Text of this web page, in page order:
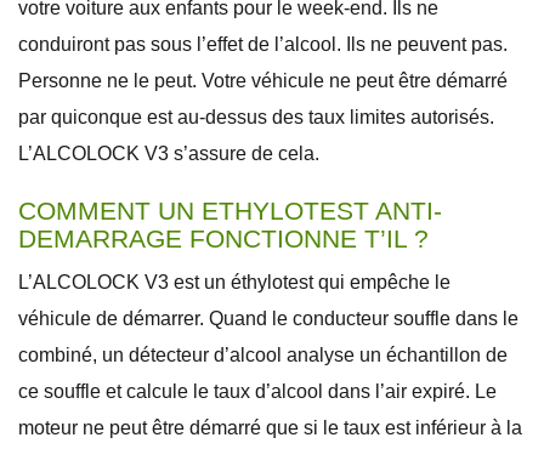
votre voiture aux enfants pour le week-end. Ils ne
conduiront pas sous l’effet de l’alcool. Ils ne peuvent pas.
Personne ne le peut. Votre véhicule ne peut être démarré
par quiconque est au-dessus des taux limites autorisés.
L’ALCOLOCK V3 s’assure de cela.
COMMENT UN ETHYLOTEST ANTI-
DEMARRAGE FONCTIONNE T’IL ?
L’ALCOLOCK V3 est un éthylotest qui empêche le
véhicule de démarrer. Quand le conducteur souffle dans le
combiné, un détecteur d’alcool analyse un échantillon de
ce souffle et calcule le taux d’alcool dans l’air expiré. Le
moteur ne peut être démarré que si le taux est inférieur à la